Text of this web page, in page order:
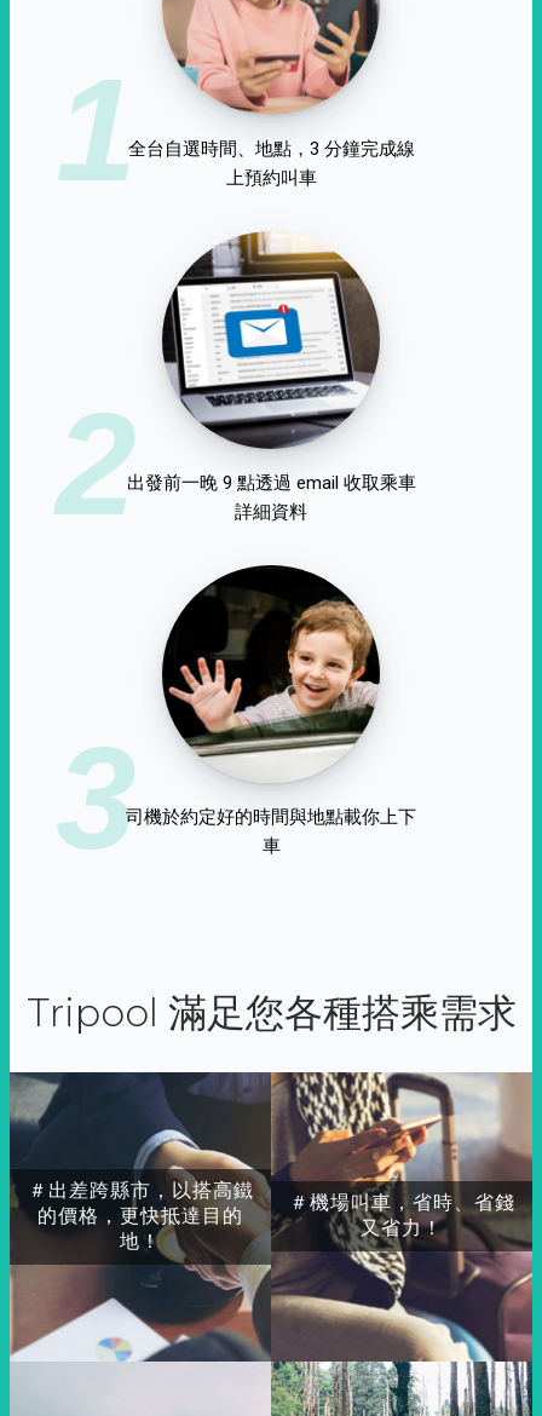
1全台自選時間、地點，3 分鐘完成線
上預約叫車
2出發前一晚 9 點透過 email 收取乘車
詳細資料
3司機於約定好的時間與地點載你上下
車
Tripool 滿足您各種搭乘需求
＃出差跨縣市，以搭高鐵
的價格，更快抵達目的
地！
＃機場叫車，省時、省錢
又省力！